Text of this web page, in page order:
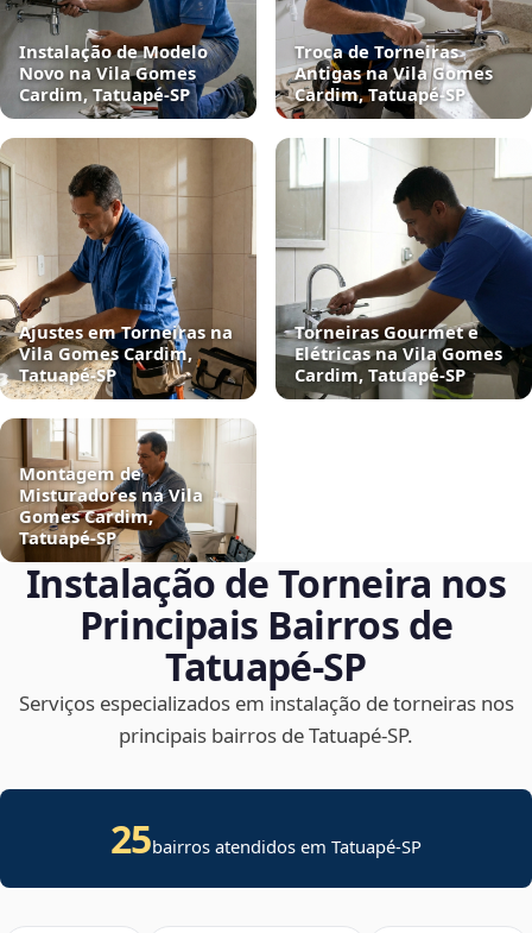
Instalação de Modelo
Novo na Vila Gomes
Cardim, Tatuapé‑SP
Troca de Torneiras
Antigas na Vila Gomes
Cardim, Tatuapé‑SP
Ajustes em Torneiras na
Vila Gomes Cardim,
Tatuapé‑SP
Torneiras Gourmet e
Elétricas na Vila Gomes
Cardim, Tatuapé‑SP
Montagem de
Misturadores na Vila
Gomes Cardim,
Tatuapé‑SP
Instalação de Torneira nos
Principais Bairros de
Tatuapé‑SP
Serviços especializados em instalação de torneiras nos
principais bairros de Tatuapé‑SP.
25bairros atendidos em Tatuapé-SP